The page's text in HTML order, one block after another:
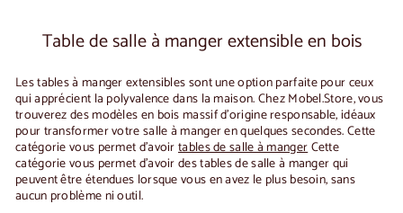
Table de salle à manger extensible en bois
Lestables à manger extensiblessont une option parfaite pour ceux
qui apprécient la polyvalence dans la maison. Chez Mobel.Store, vous
trouverez des modèles en bois massif d'origine responsable, idéaux
pour transformer votre salle à manger en quelques secondes. Cette
catégorie vous permet d'avoirtables de salle à mangerCette
catégorie vous permet d'avoir des tables de salle à manger qui
peuvent être étendues lorsque vous en avez le plus besoin, sans
aucun problème ni outil.